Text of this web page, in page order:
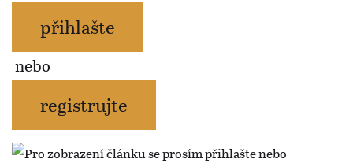
přihlašte
nebo
registrujte